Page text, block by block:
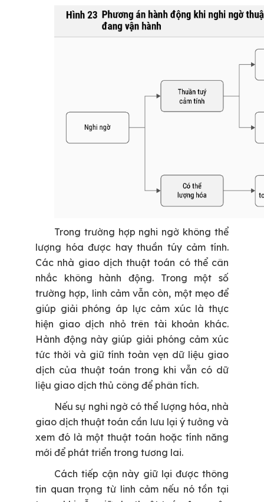
Trong trường hợp nghi ngờ không thể
lượng hóa được hay thuần túy cảm tính.
Các nhà giao dịch thuật toán có thể cân
nhắc không hành động. Trong một số
trường hợp, linh cảm vẫn còn, một mẹo để
giúp giải phóng áp lực cảm xúc là thực
hiện giao dịch nhỏ trên tài khoản khác.
Hành động này giúp giải phóng cảm xúc
tức thời và giữ tính toàn vẹn dữ liệu giao
dịch của thuật toán trong khi vẫn có dữ
liệu giao dịch thủ công để phân tích.
Nếu sự nghi ngờ có thể lượng hóa, nhà
giao dịch thuật toán cần lưu lại ý tưởng và
xem đó là một thuật toán hoặc tính năng
mới để phát triển trong tương lai.
Cách tiếp cận này giữ lại được thông
tin quan trọng từ linh cảm nếu nó tồn tại